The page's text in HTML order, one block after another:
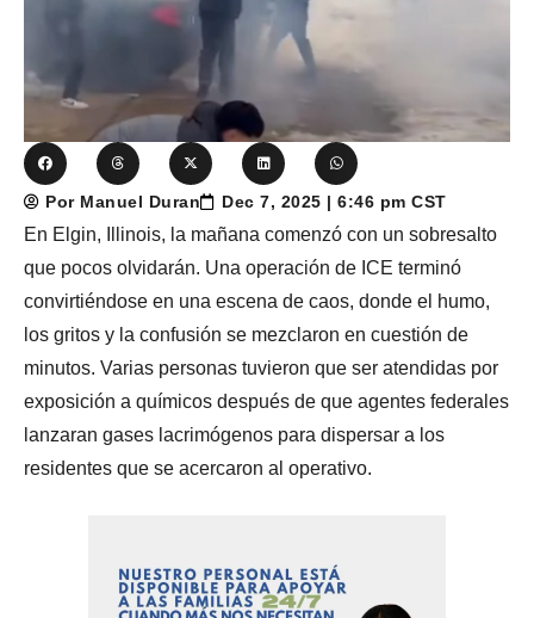
Por Manuel Duran Dec 7, 2025 | 6:46 pm CST
En Elgin, Illinois, la mañana comenzó con un sobresalto
que pocos olvidarán. Una operación de ICE terminó
convirtiéndose en una escena de caos, donde el humo,
los gritos y la confusión se mezclaron en cuestión de
minutos. Varias personas tuvieron que ser atendidas por
exposición a químicos después de que agentes federales
lanzaran gases lacrimógenos para dispersar a los
residentes que se acercaron al operativo.